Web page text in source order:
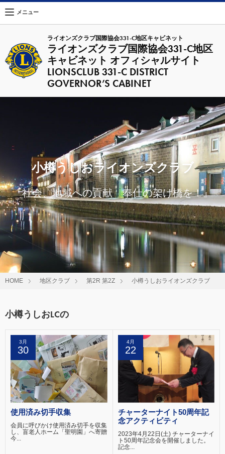
ライオンズクラブ国際協会331-C地区キャビネット
ライオンズクラブ国際協会331-C地区
キャビネット オフィシャルサイト
LIONSCLUB 331-C DISTRICT
GOVERNOR’S CABINET
メニュー
小樽うしおライオンズクラブ
『社会、地域への貢献 奉仕の架け橋を！』
HOME 地区クラブ 第2R 第2Z 小樽うしおライオンズクラブ
小樽うしおLCの
3月
30
使用済み切手収集
会員に呼びかけ使用済み切手を収集
し、盲老人ホーム「聖明園」へ寄贈
今...
4月
22
チャーターナイト50周年記
念アクティビティ
2023年4月22日(土) チャーターナイ
ト50周年記念会を開催しました。
記念...